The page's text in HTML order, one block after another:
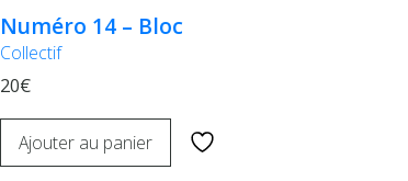
Numéro 14 – Bloc
Collectif
20€
Ajouter au panier